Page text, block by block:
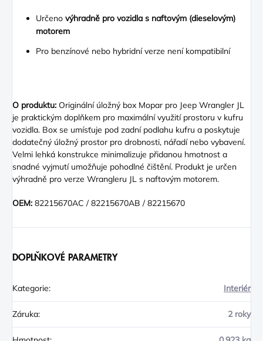
Určeno výhradně pro vozidla s naftovým (dieselovým)
motorem
Pro benzínové nebo hybridní verze není kompatibilní
O produktu: Originální úložný box Mopar pro Jeep Wrangler JL
je praktickým doplňkem pro maximální využití prostoru v kufru
vozidla. Box se umísťuje pod zadní podlahu kufru a poskytuje
dodatečný úložný prostor pro drobnosti, nářadí nebo vybavení.
Velmi lehká konstrukce minimalizuje přidanou hmotnost a
snadné vyjmutí umožňuje pohodlné čištění. Produkt je určen
výhradně pro verze Wrangleru JL s naftovým motorem.
OEM: 82215670AC / 82215670AB / 82215670
DOPLŇKOVÉ PARAMETRY
Kategorie: Interiér
Záruka: 2 roky